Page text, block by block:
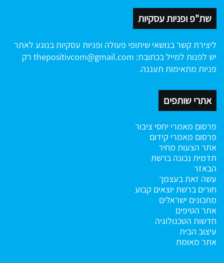
שת"פ ופניות עסקיות
ליצירת קשר בנושאי שיתופי פעולה ופניות עסקיות בנוגע לאתר
יש לפנות למייל בכתובת: thepositivcom@gmail.com רק
פניות מתאימות תעננה.
אתרי שותפים
פרסום מאמרי יחסי ציבור
פרסום מאמרי קידום
אתר הצעות מחיר
תדמית נכונה ברשת
הבאזר
עשה זאת בעצמך
חורים ברשת יוצאים קבוע
מתכונים ישראלים
אתר הטיפים
חדשות הטכנולוגיה
עיצוב הבית
אתר מאומת